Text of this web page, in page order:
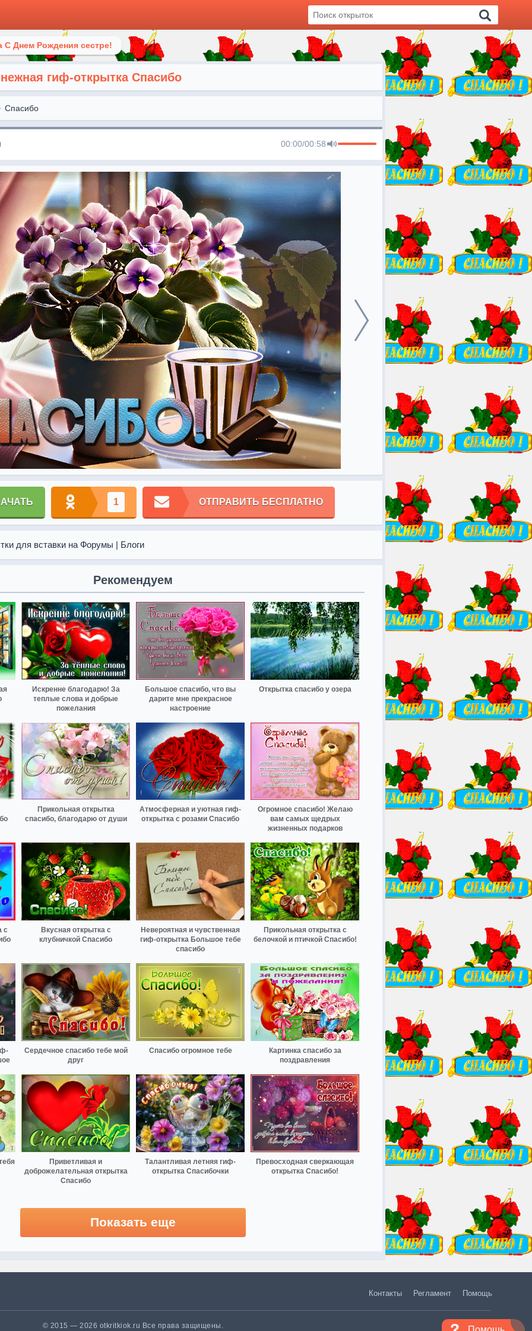
С Днем Рождения сестре!
гиф-открытка Спасибо
Спасибо
00:00/00:58
1 ОТПРАВИТЬ БЕСПЛАТНО
для вставки на Форумы | Блоги
Рекомендуем
Искренне благодарю! За
теплые слова и добрые
пожелания
Большое спасибо, что вы
дарите мне прекрасное
настроение
Открытка спасибо у озера
Прикольная открытка
спасибо, благодарю от души
Атмосферная и уютная гиф-
открытка с розами Спасибо
Огромное спасибо! Желаю
вам самых щедрых
жизненных подарков
с
Вкусная открытка с
клубничкой Спасибо
Невероятная и чувственная
гиф-открытка Большое тебе
спасибо
Прикольная открытка с
белочкой и птичкой Спасибо!
Сердечное спасибо тебе мой
друг
Спасибо огромное тебе
Картинка спасибо за
поздравления
Приветливая и
доброжелательная открытка
Спасибо
Талантливая летняя гиф-
открытка Спасибочки
Превосходная сверкающая
открытка Спасибо!
Показать еще
Контакты Регламент Помощь
© 2015 — 2026 otkritkiok.ru Все права защищены.